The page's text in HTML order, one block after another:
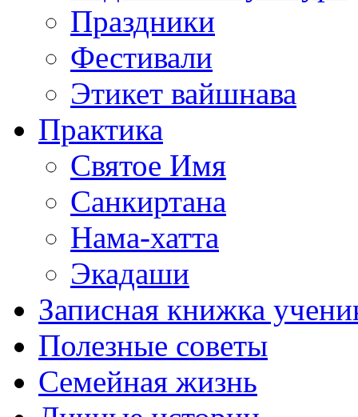
Праздники
Фестивали
Этикет вайшнава
Практика
Святое Имя
Санкиртана
Нама-хатта
Экадаши
Записная книжка
Полезные советы
Семейная жизнь